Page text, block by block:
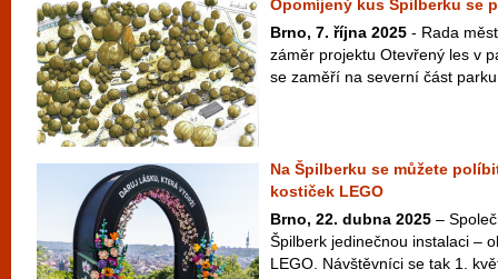
Opomíjený kus Špilberku se
Brno, 7. října 2025 - Rada
záměr projektu Otevřený les v
se zaměří na severní část
Na Špilberku se můžete
kostiček LEGO
Brno, 22. dubna 2025 –
Špilberk jedinečnou instalaci –
LEGO. Návštěvníci se tak 1.